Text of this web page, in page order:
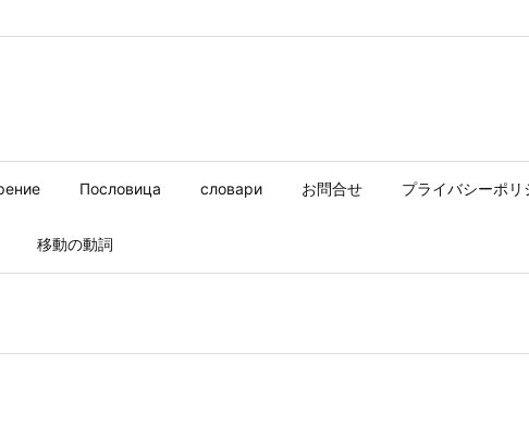
Пословица словари お問合せ プライバシーポリ
移動の動詞